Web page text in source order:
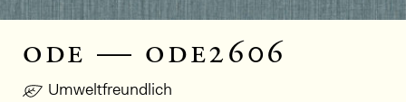
ode — ode2606
Umweltfreundlich